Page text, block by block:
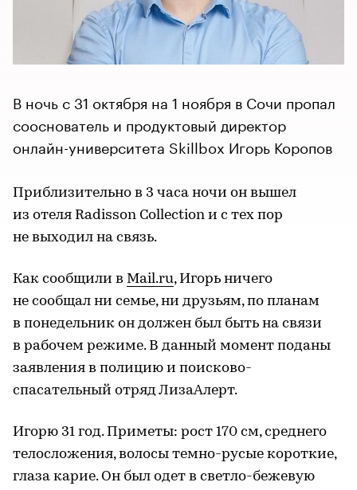
В ночь с 31 октября на 1 ноября в Сочи пропал
сооснователь и продуктовый директор
онлайн-университета Skillbox Игорь Коропов
Приблизительно в 3 часа ночи он вышел
из отеля Radisson Collection и с тех пор
не выходил на связь.
Как сообщили в Mail.ru, Игорь ничего
не сообщал ни семье, ни друзьям, по планам
в понедельник он должен был быть на связи
в рабочем режиме. В данный момент поданы
заявления в полицию и поисково-
спасательный отряд ЛизаАлерт.
Игорю 31 год. Приметы: рост 170 см, среднего
телосложения, волосы темно-русые короткие,
глаза карие. Он был одет в светло-бежевую